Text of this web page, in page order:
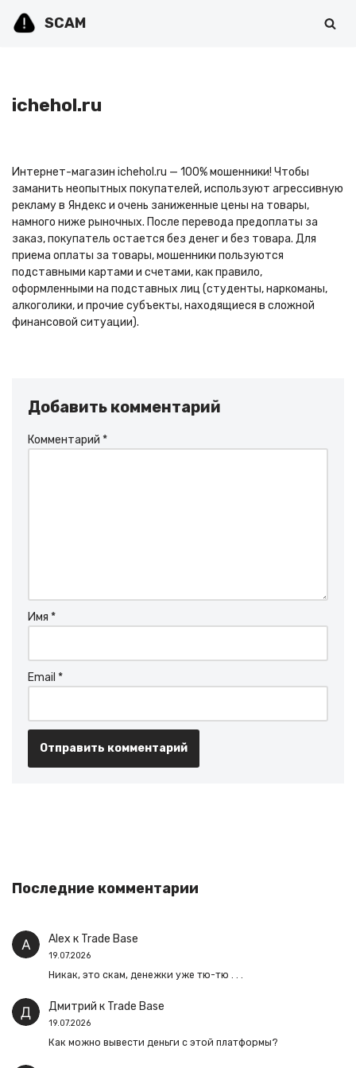
SCAM
ichehol.ru
Интернет-магазин ichehol.ru — 100% мошенники! Чтобы
заманить неопытных покупателей, используют агрессивную
рекламу в Яндекс и очень заниженные цены на товары,
намного ниже рыночных. После перевода предоплаты за
заказ, покупатель остается без денег и без товара. Для
приема оплаты за товары, мошенники пользуются
подставными картами и счетами, как правило,
оформленными на подставных лиц (студенты, наркоманы,
алкоголики, и прочие субъекты, находящиеся в сложной
финансовой ситуации).
Добавить комментарий
Комментарий *
Имя *
Email *
Последние комментарии
Alex к Trade Base
19.07.2026
Никак, это скам, денежки уже тю-тю . . .
Дмитрий к Trade Base
19.07.2026
Как можно вывести деньги с этой платформы?